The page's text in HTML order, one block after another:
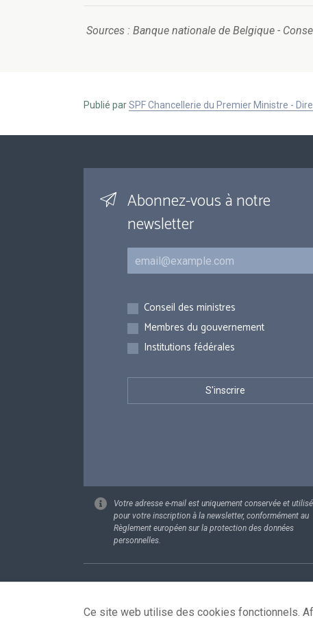
Sources : Banque nationale de Belgique -
Publié parSPF Chancellerie du Premier Ministre -
Abonnez-vous à notre
newsletter
Courriel
Inscriptions
Conseil des ministres
Membres du gouvernement
Institutions fédérales
Votre adresse e-mail est uniquement conservée et
pour votre inscription à la newsletter, conformément au
Règlement européen sur la protection des données
personnelles.
Ce site web utilise des cookies fonctionnels.